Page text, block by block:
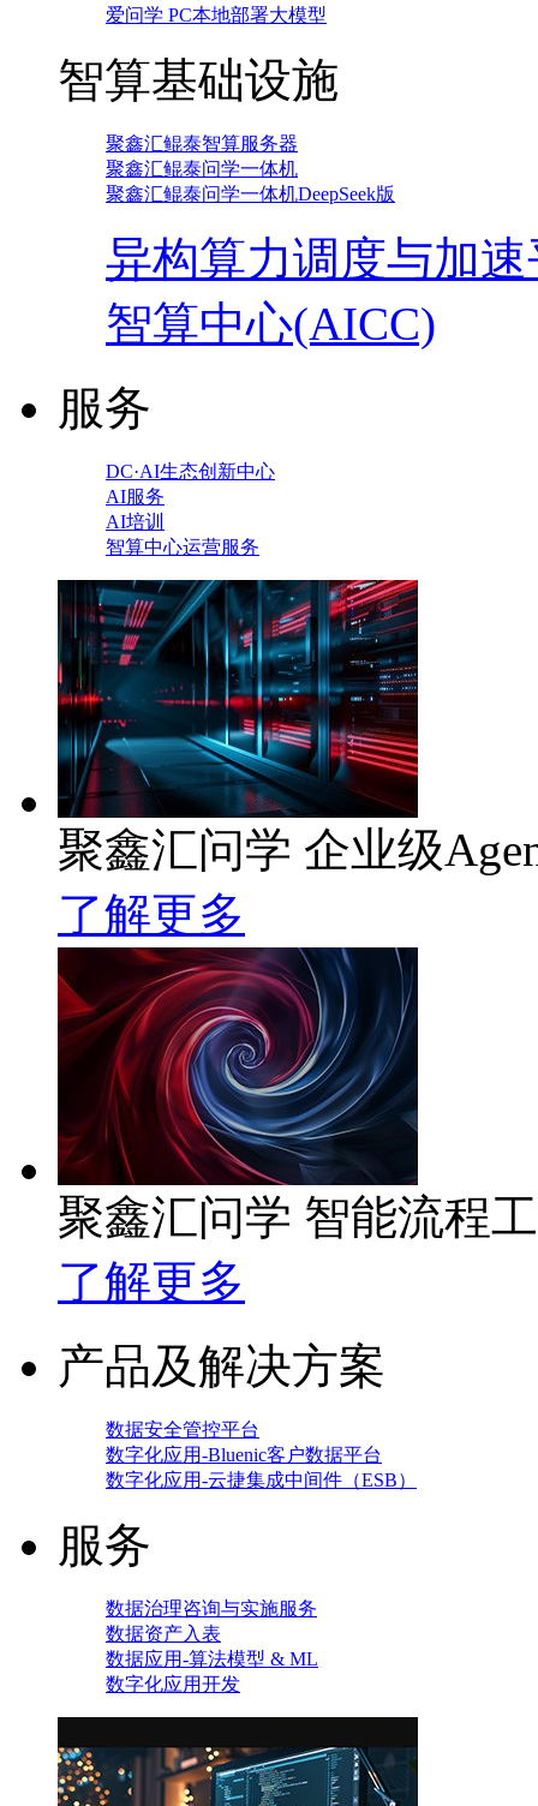
爱问学 PC本地部署大模型
智算基础设施
聚鑫汇鲲泰智算服务器
聚鑫汇鲲泰问学一体机
聚鑫汇鲲泰问学一体机DeepSeek版
异构算力调度与加
智算中心(AICC)
服务
DC·AI生态创新中心
AI服务
AI培训
智算中心运营服务
聚鑫汇问学 企业级
了解更多
聚鑫汇问学 智能流程
了解更多
产品及解决方案
数据安全管控平台
数字化应用-Bluenic客户数据平台
数字化应用-云捷集成中间件（ESB）
服务
数据治理咨询与实施服务
数据资产入表
数据应用-算法模型 & ML
数字化应用开发